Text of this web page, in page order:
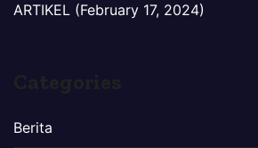
ARTIKEL (February 17, 2024)
Berita